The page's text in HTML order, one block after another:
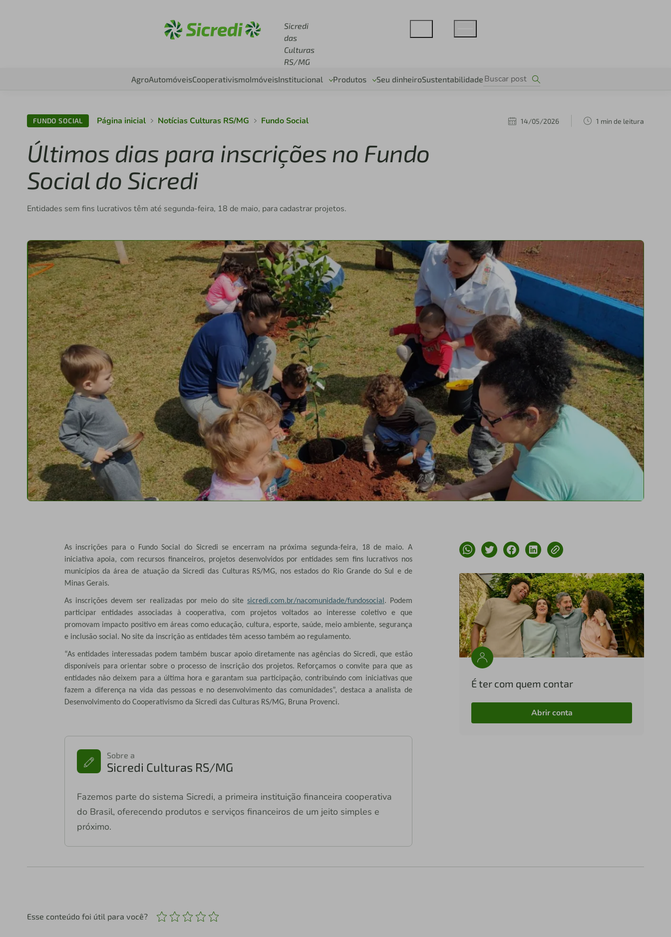
Sicredi
das
Culturas
RS/MG
AgroAutomóveisCooperativismoImóveisInstitucional Produtos Seu dinheiroSustentabilidade
FUNDO SOCIAL Página inicial Notícias Culturas RS/MG Fundo Social 14/05/2026 1 min de leitura
Últimos dias para inscrições no Fundo
Social do Sicredi
Entidades sem fins lucrativos têm até segunda-feira, 18 de maio, para cadastrar projetos.
As inscrições para o Fundo Social do Sicredi se encerram na próxima segunda-feira, 18 de maio. A
iniciativa apoia, com recursos financeiros, projetos desenvolvidos por entidades sem fins lucrativos nos
municípios da área de atuação da Sicredi das Culturas RS/MG, nos estados do Rio Grande do Sul e de
Minas Gerais.
As inscrições devem ser realizadas por meio do site sicredi.com.br/nacomunidade/fundosocial . Podem
participar entidades associadas à cooperativa, com projetos voltados ao interesse coletivo e que
promovam impacto positivo em áreas como educação, cultura, esporte, saúde, meio ambiente, segurança
e inclusão social. No site da inscrição as entidades têm acesso também ao regulamento.
“As entidades interessadas podem também buscar apoio diretamente nas agências do Sicredi, que estão
disponíveis para orientar sobre o processo de inscrição dos projetos. Reforçamos o convite para que as
entidades não deixem para a última hora e garantam sua participação, contribuindo com iniciativas que
fazem a diferença na vida das pessoas e no desenvolvimento das comunidades”, destaca a analista de
Desenvolvimento do Cooperativismo da Sicredi das Culturas RS/MG, Bruna Provenci.
Sobre a
Sicredi Culturas RS/MG
Fazemos parte do sistema Sicredi, a primeira instituição financeira cooperativa
do Brasil, oferecendo produtos e serviços financeiros de um jeito simples e
próximo.
É ter com quem contar
Abrir conta
Esse conteúdo foi útil para você?